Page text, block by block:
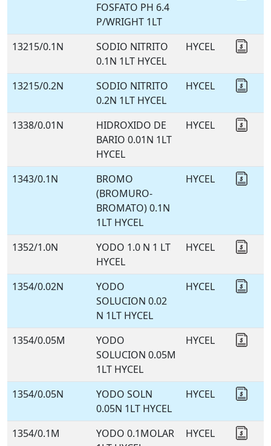
FOSFATO PH 6.4
P/WRIGHT 1LT
13215/0.1N
SODIO NITRITO
0.1N 1LT HYCEL
HYCEL
13215/0.2N
SODIO NITRITO
0.2N 1LT HYCEL
HYCEL
1338/0.01N
HIDROXIDO DE
BARIO 0.01N 1LT
HYCEL
HYCEL
1343/0.1N
BROMO
(BROMURO-
BROMATO) 0.1N
1LT HYCEL
HYCEL
1352/1.0N
YODO 1.0 N 1 LT
HYCEL
HYCEL
1354/0.02N
YODO
SOLUCION 0.02
N 1LT HYCEL
HYCEL
1354/0.05M
YODO
SOLUCION 0.05M
1LT HYCEL
HYCEL
1354/0.05N
YODO SOLN
0.05N 1LT HYCEL
HYCEL
1354/0.1M
YODO 0.1MOLAR
HYCEL